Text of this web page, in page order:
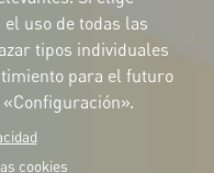
Barcelona
el uso de todas las
tipos individuales
para el futuro
cookies